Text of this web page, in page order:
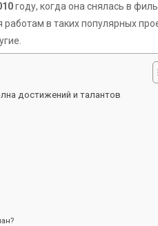
году, когда она снялась в
в таких популярных
достижений и талантов